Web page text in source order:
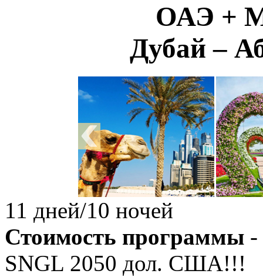
ОАЭ +
Дубай –
11 дней/10 ночей
Стоимость программы -
SNGL 2050 дол. США!!!